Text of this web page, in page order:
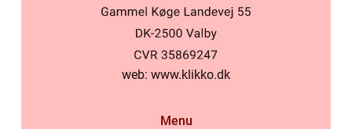
web: www.klikko.dk
Menu